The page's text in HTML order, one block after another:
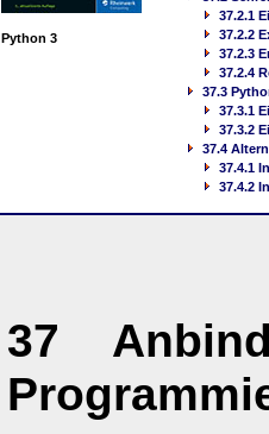
Python 3
37.2.1
37.2.2
37.2.3
37.2.4
37.3
37.3.1
37.3.2
37.4
37.4.1
37.4.2
37